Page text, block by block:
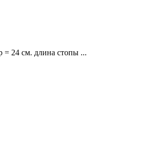
= 24 см. длина стопы ...